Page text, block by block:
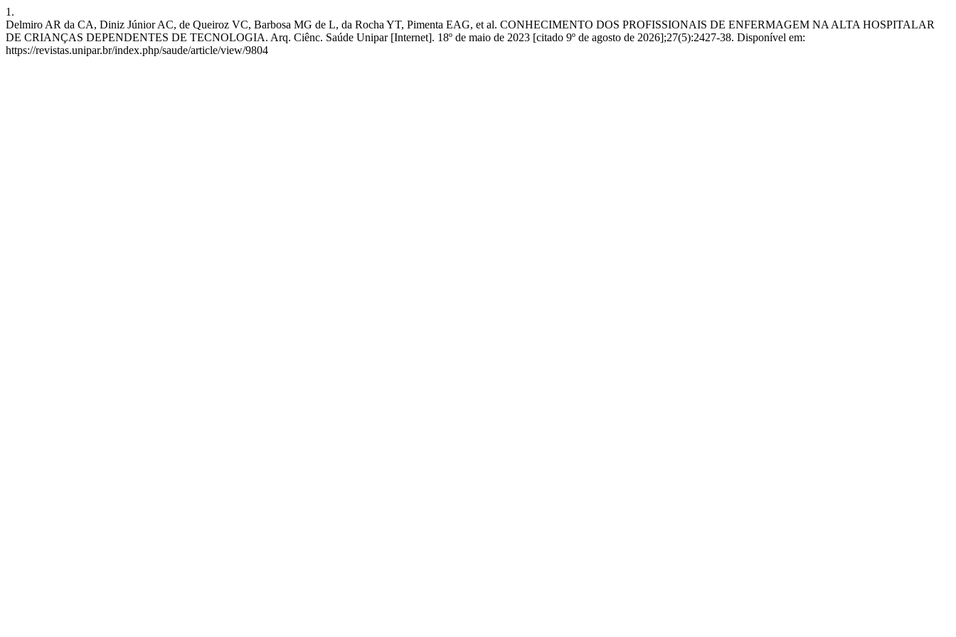
1.
Delmiro AR da CA, Diniz Júnior AC, de Queiroz VC, Barbosa MG de L, da Rocha YT, Pimenta EAG, et al. CONHECIMENTO DOS PROFISSIONAIS DE ENFERMAGEM NA ALTA HOSPITALAR
DE CRIANÇAS DEPENDENTES DE TECNOLOGIA. Arq. Ciênc. Saúde Unipar [Internet]. 18º de maio de 2023 [citado 9º de agosto de 2026];27(5):2427-38. Disponível em:
https://revistas.unipar.br/index.php/saude/article/view/9804